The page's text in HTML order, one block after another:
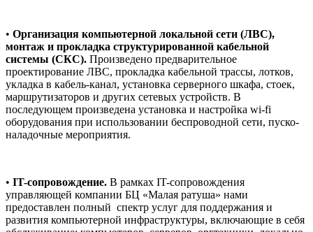
• Организация компьютерной локальной сети (ЛВС),
монтаж и прокладка структурированной кабельной
системы (СКС). Произведено предварительное
проектирование ЛВС, прокладка кабельной трассы, лотков,
укладка в кабель-канал, установка серверного шкафа, стоек,
маршрутизаторов и других сетевых устройств. В
последующем произведена установка и настройка wi-fi
оборудования при использовании беспроводной сети, пуско-
наладочные мероприятия.
• IT-сопровождение. В рамках IT-сопровождения
управляющей компании БЦ «Малая ратуша» нами
предоставлен полный спектр услуг для поддержания и
развития компьютерной инфраструктуры, включающие в себя